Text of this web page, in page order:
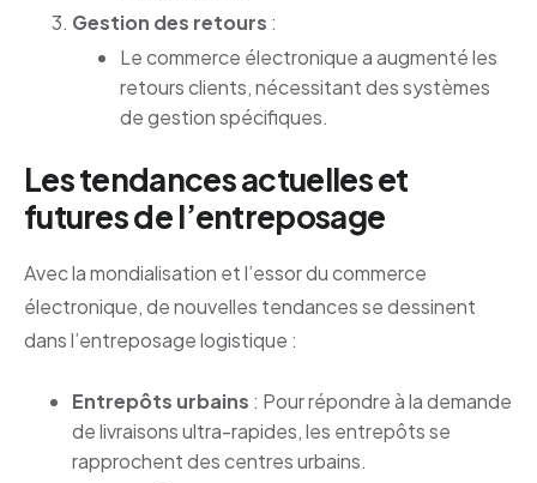
Gestion des retours :
Le commerce électronique a augmenté les
retours clients, nécessitant des systèmes
de gestion spécifiques.
Les tendances actuelles et
futures de l’entreposage
Avec la mondialisation et l’essor du commerce
électronique, de nouvelles tendances se dessinent
dans l’entreposage logistique :
Entrepôts urbains : Pour répondre à la demande
de livraisons ultra-rapides, les entrepôts se
rapprochent des centres urbains.